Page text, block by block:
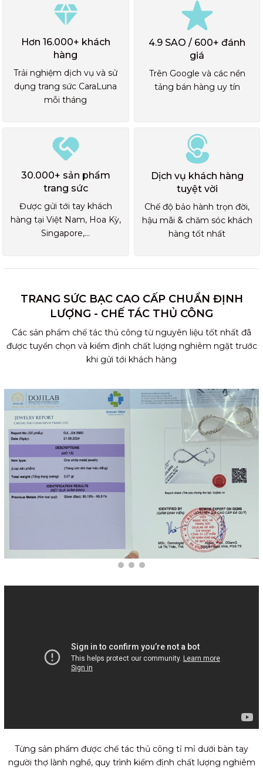
Hơn 16.000+ khách
hàng
Trải nghiệm dịch vụ và sử
dụng trang sức CaraLuna
mỗi tháng
4.9 SAO / 600+ đánh
giá
Trên Google và các nền
tảng bán hàng uy tín
30.000+ sản phẩm
trang sức
Được gửi tới tay khách
hàng tại Việt Nam, Hoa Kỳ,
Singapore,...
Dịch vụ khách hàng
tuyệt vời
Chế độ bảo hành trọn đời,
hậu mãi & chăm sóc khách
hàng tốt nhất
TRANG SỨC BẠC CAO CẤP CHUẨN ĐỊNH
LƯỢNG - CHẾ TÁC THỦ CÔNG
Các sản phẩm chế tác thủ công từ nguyên liệu tốt nhất đã
được tuyển chọn và kiểm định chất lượng nghiêm ngặt trước
khi gửi tới khách hàng
Từng sản phẩm được chế tác thủ công tỉ mỉ dưới bàn tay
người thợ lành nghề, quy trình kiểm định chất lượng nghiêm